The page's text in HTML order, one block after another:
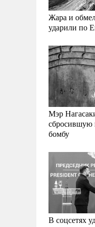
Жара и
ударили по
Мэр
сбросившую
бомбу
В соцсетях